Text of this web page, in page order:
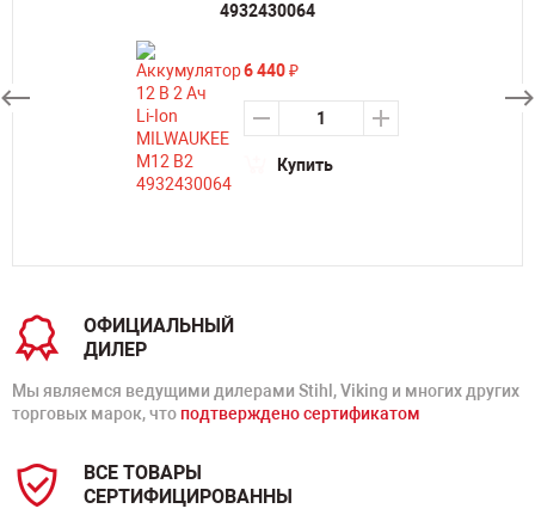
4932430064
6 440₽
Купить
ОФИЦИАЛЬНЫЙ
ДИЛЕР
Мы являемся ведущими дилерами Stihl, Viking и многих других
торговых марок, что подтверждено сертификатом
ВСЕ ТОВАРЫ
СЕРТИФИЦИРОВАННЫ